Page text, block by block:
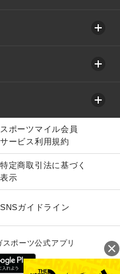
スポーツマイル会員
サービス利用規約
特定商取引法に基づく
表示
SNSガイドライン
ポーツ公式アプリ